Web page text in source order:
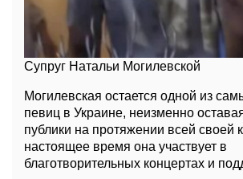
Супруг Натальи Могилевской
Могилевская остается одной из
певиц в Украине, неизменно
публики на протяжении всей своей
настоящее время она участвует в
благотворительных концертах и